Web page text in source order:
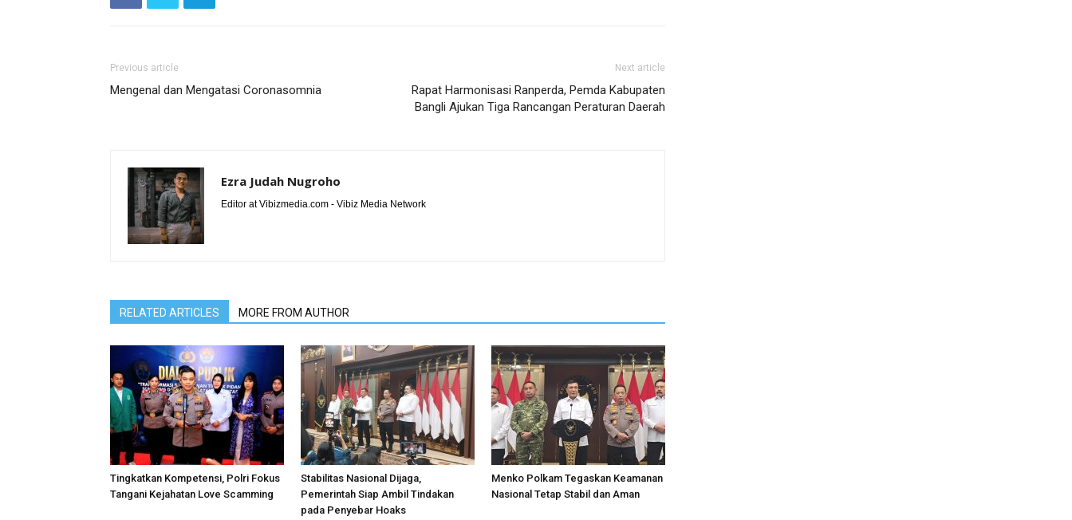
Previous article
Mengenal dan Mengatasi Coronasomnia
Next article
Rapat Harmonisasi Ranperda, Pemda Kabupaten
Bangli Ajukan Tiga Rancangan Peraturan Daerah
Ezra Judah Nugroho
Editor at Vibizmedia.com - Vibiz Media Network
RELATED ARTICLES MORE FROM AUTHOR
Tingkatkan Kompetensi, Polri Fokus
Tangani Kejahatan Love Scamming
Stabilitas Nasional Dijaga,
Pemerintah Siap Ambil Tindakan
pada Penyebar Hoaks
Menko Polkam Tegaskan Keamanan
Nasional Tetap Stabil dan Aman